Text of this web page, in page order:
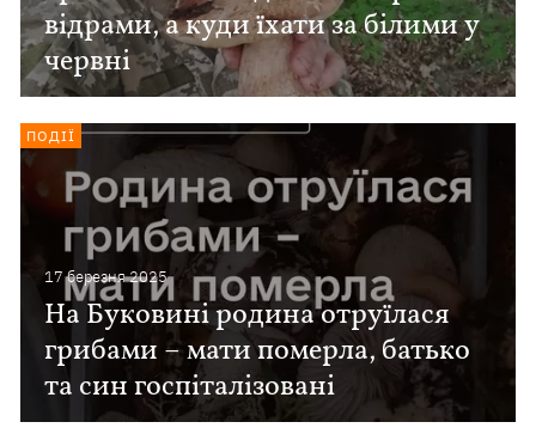
відрами, а куди їхати за білими у
червні
17 березня 2025
На Буковині родина отруїлася
грибами – мати померла, батько
та син госпіталізовані
ПОДІЇ